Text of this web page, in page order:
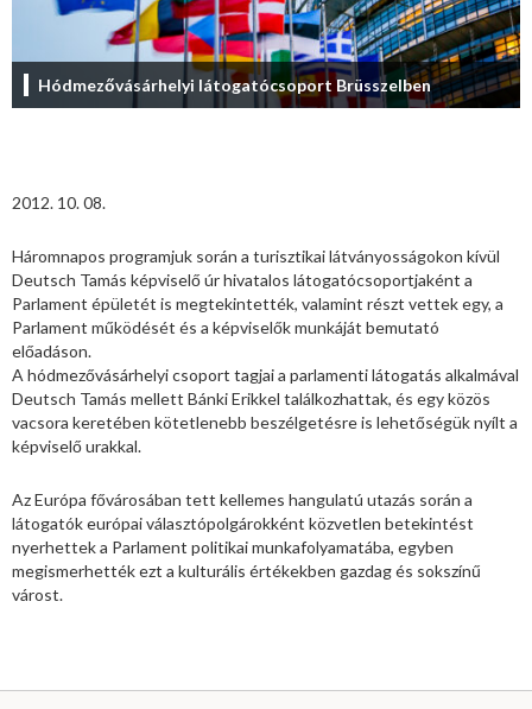
Hódmezővásárhelyi látogatócsoport Brüsszelben
2012. 10. 08.
Háromnapos programjuk során a turisztikai látványosságokon kívül
Deutsch Tamás képviselő úr hivatalos látogatócsoportjaként a
Parlament épületét is megtekintették, valamint részt vettek egy, a
Parlament működését és a képviselők munkáját bemutató
előadáson.
A hódmezővásárhelyi csoport tagjai a parlamenti látogatás alkalmával
Deutsch Tamás mellett Bánki Erikkel találkozhattak, és egy közös
vacsora keretében kötetlenebb beszélgetésre is lehetőségük nyílt a
képviselő urakkal.
Az Európa fővárosában tett kellemes hangulatú utazás során a
látogatók európai választópolgárokként közvetlen betekintést
nyerhettek a Parlament politikai munkafolyamatába, egyben
megismerhették ezt a kulturális értékekben gazdag és sokszínű
várost.